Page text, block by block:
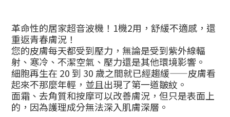
革命性的居家超音波機！1機2用，舒緩不適感，還
重返青春膚況！
您的皮膚每天都受到壓力，無論是受到紫外線輻
射、寒冷、不潔空氣、壓力還是其他環境影響。
細胞再生在 20 到 30 歲之間就已經趨緩——皮膚看
起來不那麼年輕，並且出現了第一道皺紋。
面霜、去角質和按摩可以改善膚況，但只是表面上
的，因為護理成分無法深入肌膚深層。